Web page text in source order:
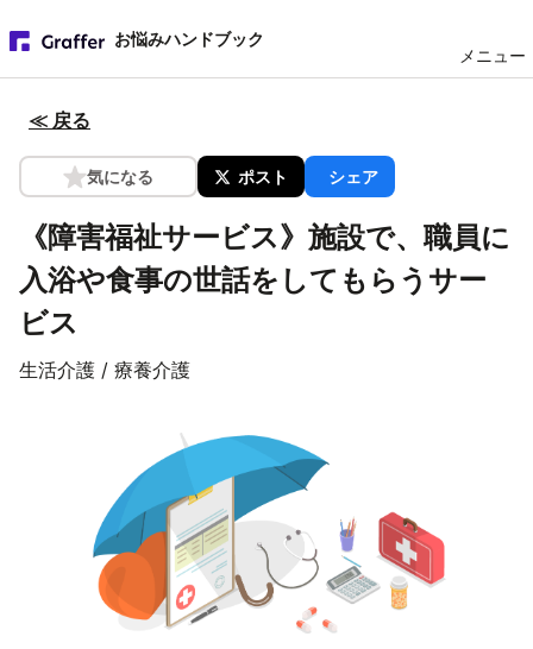
お悩みハンドブック
メニュー
≪ 戻る
気になる ポスト シェア
《障害福祉サービス》施設で、職員に
入浴や食事の世話をしてもらうサー
ビス
生活介護 / 療養介護